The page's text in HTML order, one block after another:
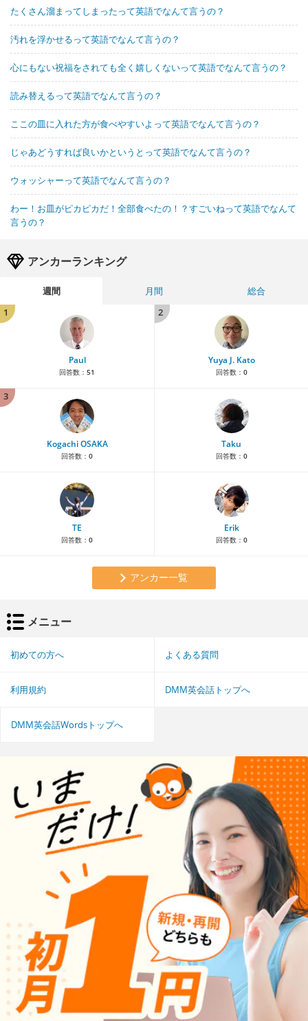
たくさん溜まってしまったって英語でなんて言うの？
汚れを浮かせるって英語でなんて言うの？
心にもない祝福をされても全く嬉しくないって英語でなんて言うの？
読み替えるって英語でなんて言うの？
ここの皿に入れた方が食べやすいよって英語でなんて言うの？
じゃあどうすれば良いかというとって英語でなんて言うの？
ウォッシャーって英語でなんて言うの？
わー！お皿がピカピカだ！全部食べたの！？すごいねって英語でなんて
言うの？
アンカーランキング
週間 月間
総合
1
Paul
回答数： 51
2
Yuya J. Kato
回答数： 0
3
Kogachi OSAKA
回答数： 0
Taku
回答数： 0
TE
回答数： 0
Erik
回答数： 0
アンカー一覧
メニュー
初めての方へ よくある質問
利用規約 DMM英会話トップへ
DMM英会話Wordsトップへ